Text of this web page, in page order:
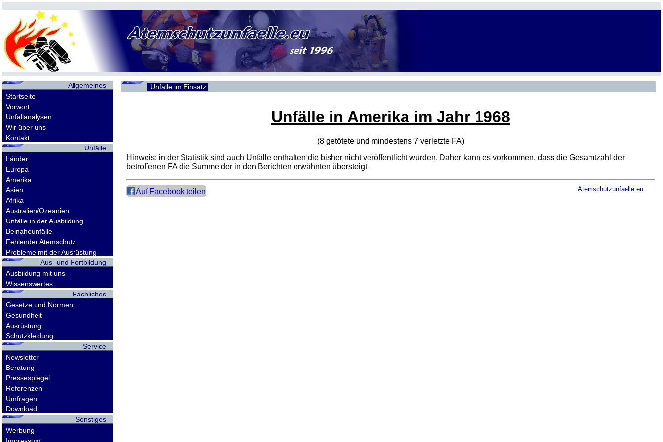
Allgemeines
Startseite
Vorwort
Unfallanalysen
Wir über uns
Kontakt
Unfälle
Länder
Europa
Amerika
Asien
Afrika
Australien/Ozeanien
Unfälle in der Ausbildung
Beinaheunfälle
Fehlender Atemschutz
Probleme mit der Ausrüstung
Aus- und Fortbildung
Ausbildung mit uns
Wissenswertes
Fachliches
Gesetze und Normen
Gesundheit
Ausrüstung
Schutzkleidung
Service
Newsletter
Beratung
Pressespiegel
Referenzen
Umfragen
Download
Sonstiges
Werbung
Unfälle im Einsatz
Unfälle in Amerika im Jahr 1968
(8 getötete und mindestens 7 verletzte FA)
Hinweis: in der Statistik sind auch Unfälle enthalten die bisher nicht veröffentlicht wurden. Daher kann es vorkommen, dass die Gesamtzahl der
betroffenen FAdie Summe der in den Berichten erwähnten übersteigt.
Auf Facebook teilen Atemschutzunfaelle.eu